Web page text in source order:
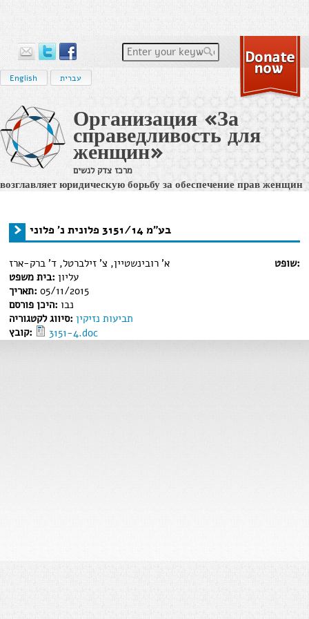
Enter your keywords
English עברית
Организация «За
справедливость для
женщин»
מרכז צדק לנשים
возглавляет юридическую борьбу за обеспечение прав женщин
You are here בע"מ 3151/14 פלונית נ' פלוני
שופט:
א' רובינשטיין, צ' זילברטל, ד' ברק-ארז
בית משפט:עליון
תאריך:05/11/2015
היכן פורסם: נבו
סיווג לקטגוריה:תביעות נזיקין
קובץ:
3151-4.doc